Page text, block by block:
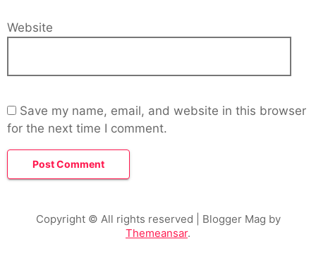
Website
Save my name, email, and website in this browser
for the next time I comment.
Copyright © All rights reserved | Blogger Mag by
Themeansar.